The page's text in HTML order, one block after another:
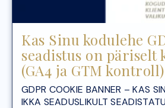
Kas Sinu kodulehe
seadistus on päriselt
(GA4 ja GTM kontroll)
GDPR COOKIE BANNER – KAS
IKKA SEADUSLIKULT